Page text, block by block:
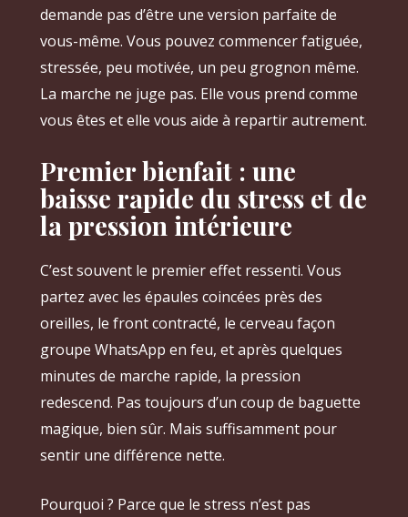
demande pas d’être une version parfaite de
vous-même. Vous pouvez commencer fatiguée,
stressée, peu motivée, un peu grognon même.
La marche ne juge pas. Elle vous prend comme
vous êtes et elle vous aide à repartir autrement.
Premier bienfait : une
baisse rapide du stress et de
la pression intérieure
C’est souvent le premier effet ressenti. Vous
partez avec les épaules coincées près des
oreilles, le front contracté, le cerveau façon
groupe WhatsApp en feu, et après quelques
minutes de marche rapide, la pression
redescend. Pas toujours d’un coup de baguette
magique, bien sûr. Mais suffisamment pour
sentir une différence nette.
Pourquoi ? Parce que le stress n’est pas